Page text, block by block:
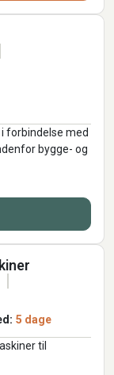
forbindelse med
bygge- og
5 dage
til